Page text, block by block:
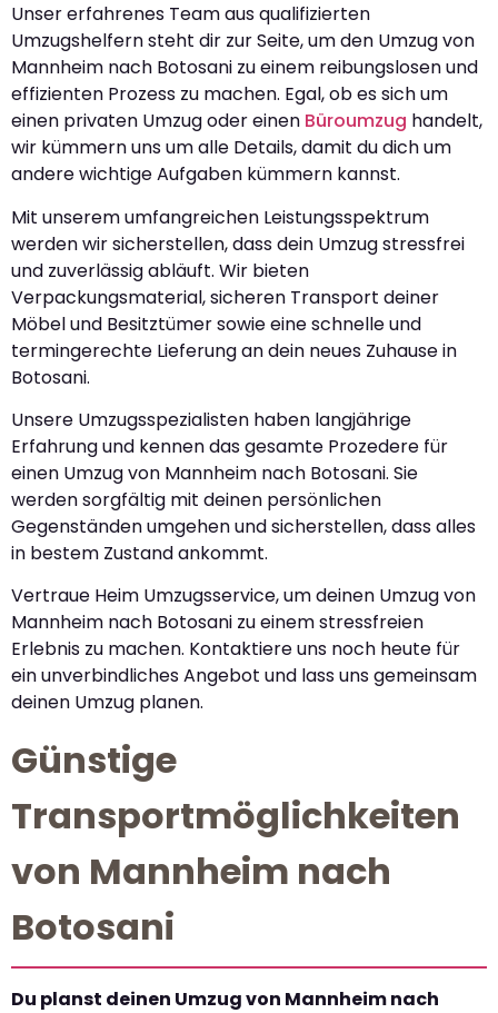
Unser erfahrenes Team aus qualifizierten
Umzugshelfern steht dir zur Seite, um den Umzug von
Mannheim nach Botosani zu einem reibungslosen und
effizienten Prozess zu machen. Egal, ob es sich um
einen privaten Umzug oder einen Büroumzug handelt,
wir kümmern uns um alle Details, damit du dich um
andere wichtige Aufgaben kümmern kannst.
Mit unserem umfangreichen Leistungsspektrum
werden wir sicherstellen, dass dein Umzug stressfrei
und zuverlässig abläuft. Wir bieten
Verpackungsmaterial, sicheren Transport deiner
Möbel und Besitztümer sowie eine schnelle und
termingerechte Lieferung an dein neues Zuhause in
Botosani.
Unsere Umzugsspezialisten haben langjährige
Erfahrung und kennen das gesamte Prozedere für
einen Umzug von Mannheim nach Botosani. Sie
werden sorgfältig mit deinen persönlichen
Gegenständen umgehen und sicherstellen, dass alles
in bestem Zustand ankommt.
Vertraue Heim Umzugsservice, um deinen Umzug von
Mannheim nach Botosani zu einem stressfreien
Erlebnis zu machen. Kontaktiere uns noch heute für
ein unverbindliches Angebot und lass uns gemeinsam
deinen Umzug planen.
Günstige
Transportmöglichkeiten
von Mannheim nach
Botosani
Du planst deinen Umzug von Mannheim nach